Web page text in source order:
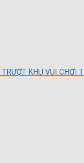
KHU VUI CHƠI